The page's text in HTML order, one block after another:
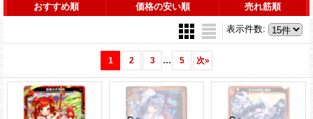
おすすめ順 価格の安い順 売れ筋順
表示件数:
1 2 3 ... 5 次»